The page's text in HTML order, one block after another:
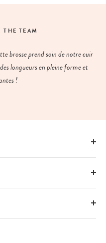
THE TEAM
brosse prend soin de notre cuir
longueurs en pleine forme et
!